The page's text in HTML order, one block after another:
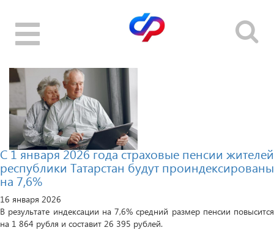
Toggle
navigation
С 1 января 2026 года страховые пенсии жителей
республики Татарстан будут проиндексированы
на 7,6%
16 января 2026
В результате индексации на 7,6% средний размер пенсии повысится
на 1 864 рубля и составит 26 395 рублей.